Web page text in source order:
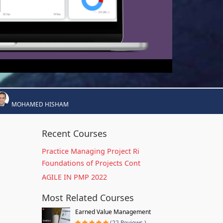
MOHAMED HISHAM
Recent Courses
Practice Managing Project Ri
Foundations of Projects Cont
AGILE IN PMP 2022
Most Related Courses
Earned Value Management